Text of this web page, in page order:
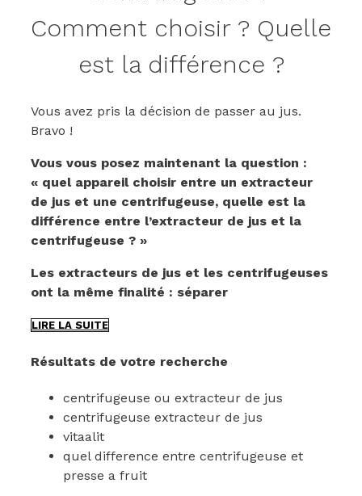
Comment choisir ? Quelle
est la différence ?
Vous avez pris la décision de passer au jus.
Bravo !
Vous vous posez maintenant la question :
« quel appareil choisir entre un extracteur
de jus et une centrifugeuse, quelle est la
différence entre l’extracteur de jus et la
centrifugeuse ? »
Les extracteurs de jus et les centrifugeuses
ont la même finalité : séparer
LIRE LA SUITEEXTRACTEUR
OU
?
COMMENT
QUELLE
EST
Résultats de votre recherche
centrifugeuse ou extracteur de jus
centrifugeuse extracteur de jus
vitaalit
quel difference entre centrifugeuse et
presse a fruit